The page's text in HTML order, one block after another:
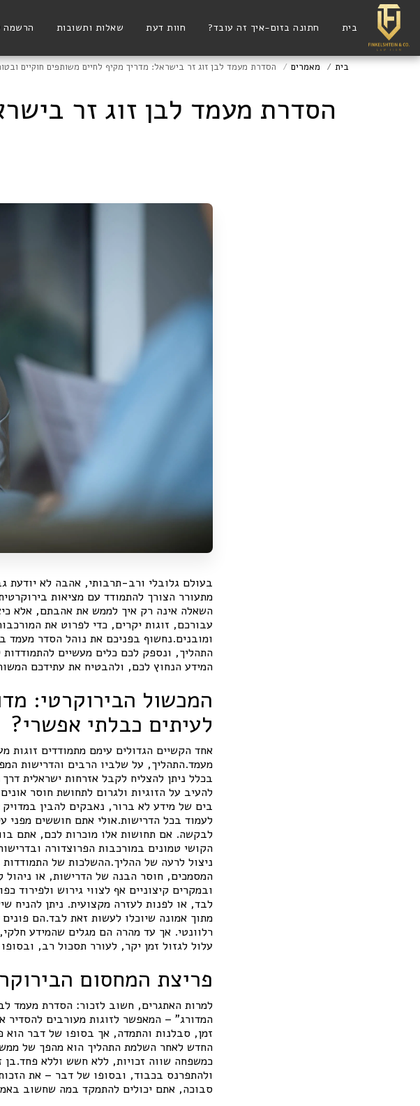
בית חתונה בזום-איך זה עובד? חוות דעת שאלות ותשובות הרשמה
בית מאמרים הסדרת מעמד לבן זוג זר בישראל: מדריך מקיף לחיים משותפים חוקיים
הסדרת מעמד לבן זוג זר
בעולם גלובלי ורב-תרבותי, אהבה לא
מתעורר הצורך להתמודד עם מציאות
השאלה אינה רק איך לממש את אהבתם, אלא
עבורכם, זוגות יקרים, כדי לפרוט את
ומובנים.נחשוף בפניכם את נוהל הסדר מעמד
התהליך, ונספק לכם כלים מעשיים
המידע הנחוץ לכם, ולהבטיח את עתידכם
המכשול הבירוקרטי:
לעיתים כבלתי אפשרי?
אחד הקשיים הגדולים עימם מתמודדים זוגות
מעמד.התהליך, על שלביו הרבים והדרישות
בכלל ניתן להצליח לקבל אזרחות ישראלית
להעיב על הזוגיות ולגרום לתחושת חוסר
בים של מידע לא ברור, נאבקים להבין
לעמוד בכל הדרישות.אולי אתם חוששים מפני
לבקשה. אם תחושות אלו מוכרות לכם, אתם
הקושי טמונים במורכבות הפרוצדורה
ניצול לרעה של ההליך.ההשלכות של
המסמכים, חוסר הבנה של הדרישות, או ניהול
ובמקרים קיצוניים אף לצווי גירוש ולפירוד
לבד, או לפנות לעזרה מקצועית. ניתן להניח
מתוך אמונה שיוכלו לעשות זאת לבד.הם
רלוונטי. אך עד מהרה הם מגלים שהמידע
עלול לגזול זמן יקר, לעורר תסכול רב,
פריצת המחסום
למרות האתגרים, חשוב לזכור: הסדרת מעמד
המדורג" – המאפשר לזוגות מעורבים להסדיר
זמן, סבלנות והתמדה, אך בסופו של דבר הוא
החדש לאחר השלמת התהליך הוא מהפך של
כמשפחה שווה זכויות, ללא חשש וללא פחד.בן
ולהתפרנס בכבוד, ובסופו של דבר – את
סבוכה, אתם יכולים להתמקד במה שחשוב